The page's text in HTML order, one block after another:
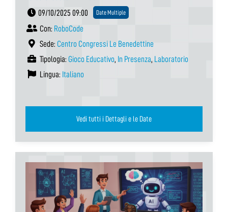
09/10/2025 09:00
Date Multiple
Con: RoboCode
Sede: Centro Congressi Le Benedettine
Tipologia: Gioco Educativo, In Presenza, Laboratorio
Lingua: Italiano
Vedi tutti i Dettagli e le Date